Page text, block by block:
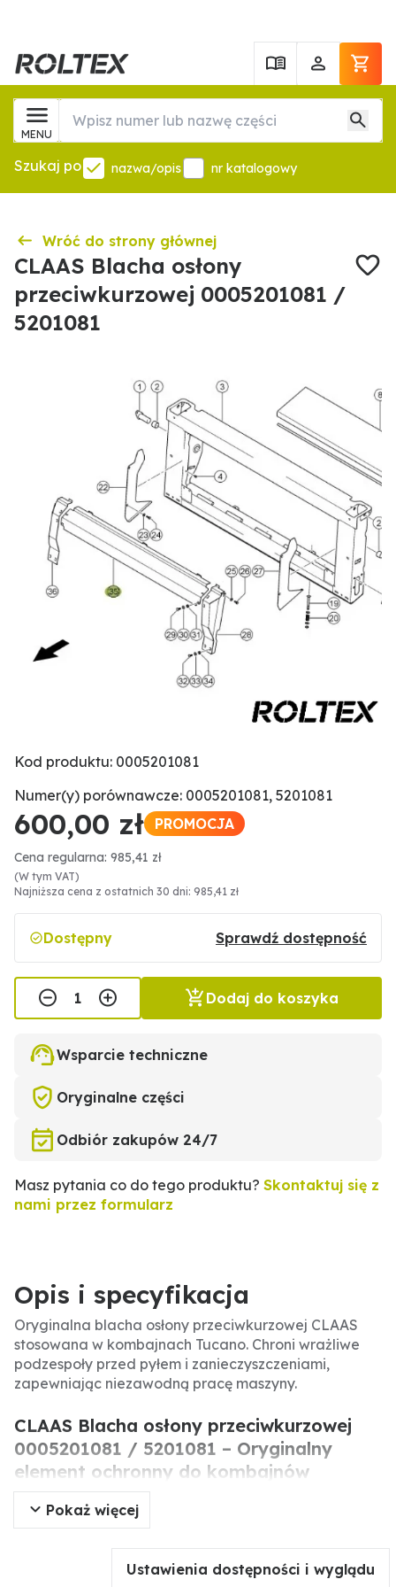
MENU
Szukaj po nazwa/opis nr katalogowy
Wróć do strony głównej
CLAAS Blacha osłony
przeciwkurzowej 0005201081 /
5201081
Kod produktu: 0005201081
Numer(y) porównawcze: 0005201081, 5201081
600,00 zł PROMOCJA
Cena regularna: 985,41 zł
(W tym VAT)
Najniższa cena z ostatnich 30 dni: 985,41 zł
Dostępny Sprawdź dostępność
Dodaj do koszyka
Wsparcie techniczne
Oryginalne części
Odbiór zakupów 24/7
Masz pytania co do tego produktu? Skontaktuj się z
nami przez formularz
Opis i specyfikacja
Oryginalna blacha osłony przeciwkurzowej CLAAS
stosowana w kombajnach Tucano. Chroni wrażliwe
podzespoły przed pyłem i zanieczyszczeniami,
zapewniając niezawodną pracę maszyny.
CLAAS Blacha osłony przeciwkurzowej
0005201081 / 5201081 – Oryginalny
element ochronny do kombajnów
Tucano.
wnikaniem kurzu i zanieczyszczeń. Montowana w
Pokaż więcej
Ustawienia dostępności i wyglądu